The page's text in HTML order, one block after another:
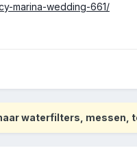
marina-wedding-661/
waterfilters, messen,